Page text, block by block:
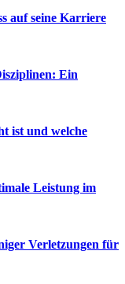
auf seine Karriere
Ein
ist und welche
Leistung im
Verletzungen für